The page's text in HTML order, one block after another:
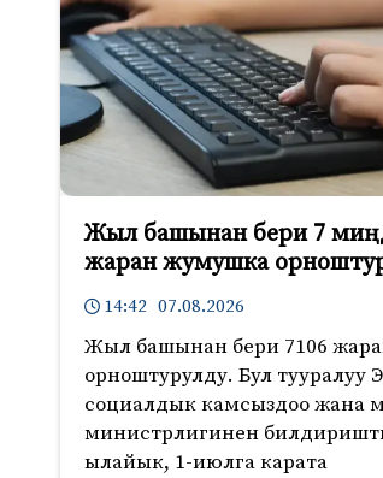
Жыл башынан бери 7
жаран жумушка
14:42 07.08.2026
Жыл башынан бери 7106
орноштурулду. Бул тууралуу
социалдык камсыздоо жана
министрлигинен
ылайык, 1-июлга карата